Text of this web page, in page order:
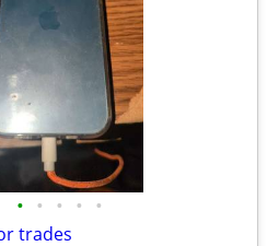
• • • • •
trades